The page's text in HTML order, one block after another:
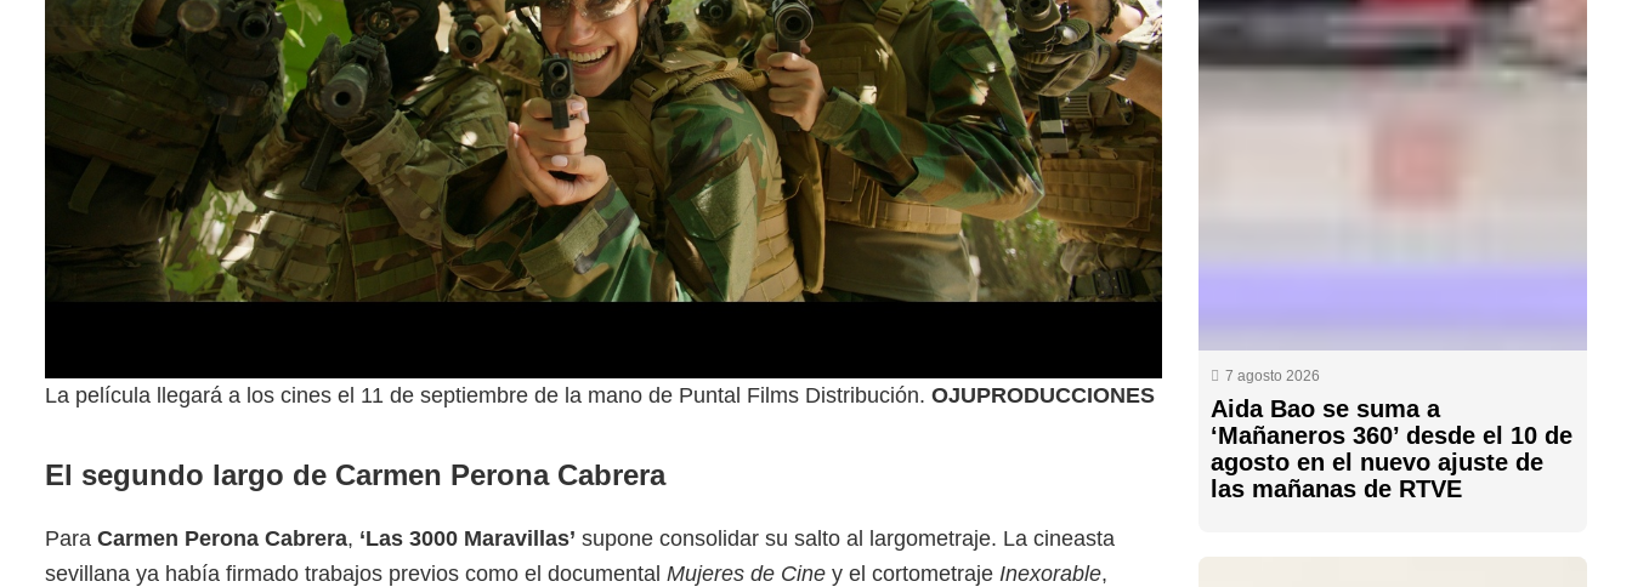
La película llegará a los cines el 11 de septiembre de la mano de Puntal Films Distribución. OJUPRODUCCIONES
El segundo largo de Carmen Perona Cabrera
Para Carmen Perona Cabrera, ‘Las 3000 Maravillas’ supone consolidar su salto al largometraje. La cineasta
sevillana ya había firmado trabajos previos como el documental Mujeres de Cine y el cortometraje Inexorable,
7 agosto 2026
Aida Bao se suma a
‘Mañaneros 360’ desde el 10 de
agosto en el nuevo ajuste de
las mañanas de RTVE